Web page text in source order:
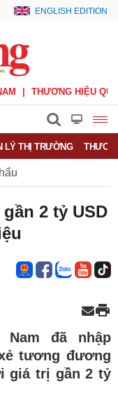
ENGLISH EDITION
THƯƠNG HIỆU
LÝ THỊ TRƯỜNG
mại
2 tỷ USD
Nam đã nhập
tương đương
giá trị gần 2 tỷ